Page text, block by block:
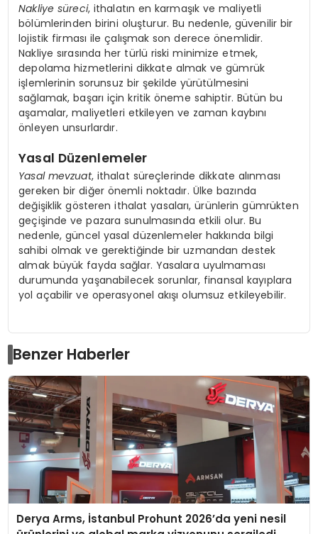
Nakliye süreci, ithalatın en karmaşık ve maliyetli
bölümlerinden birini oluşturur. Bu nedenle, güvenilir bir
lojistik firması ile çalışmak son derece önemlidir.
Nakliye sırasında her türlü riski minimize etmek,
depolama hizmetlerini dikkate almak ve gümrük
işlemlerinin sorunsuz bir şekilde yürütülmesini
sağlamak, başarı için kritik öneme sahiptir. Bütün bu
aşamalar, maliyetleri etkileyen ve zaman kaybını
önleyen unsurlardır.
Yasal Düzenlemeler
Yasal mevzuat, ithalat süreçlerinde dikkate alınması
gereken bir diğer önemli noktadır. Ülke bazında
değişiklik gösteren ithalat yasaları, ürünlerin gümrükten
geçişinde ve pazara sunulmasında etkili olur. Bu
nedenle, güncel yasal düzenlemeler hakkında bilgi
sahibi olmak ve gerektiğinde bir uzmandan destek
almak büyük fayda sağlar. Yasalara uyulmaması
durumunda yaşanabilecek sorunlar, finansal kayıplara
yol açabilir ve operasyonel akışı olumsuz etkileyebilir.
Benzer Haberler
Derya Arms, İstanbul Prohunt 2026’da yeni nesil